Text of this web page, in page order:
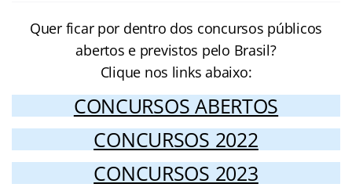
Quer ficar por dentro dos concursos públicos
abertos e previstos pelo Brasil?
Clique nos links abaixo:
CONCURSOS ABERTOS
CONCURSOS 2022
CONCURSOS 2023